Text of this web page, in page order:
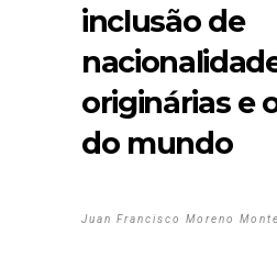
inclusão de
originárias e
do mundo
Juan Francisco Moreno